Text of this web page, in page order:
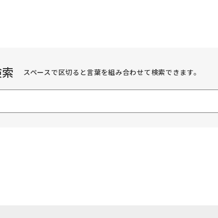
スペースで区切ると言葉を組み合わせて検索できます。